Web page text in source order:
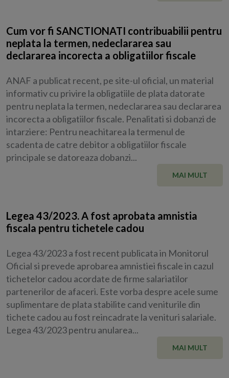
Cum vor fi SANCTIONATI contribuabilii pentru
neplata la termen, nedeclararea sau
declararea incorecta a obligatiilor fiscale
ANAF a publicat recent, pe site-ul oficial, un material
informativ cu privire la obligatiile de plata datorate
pentru neplata la termen, nedeclararea sau declararea
incorecta a obligatiilor fiscale. Penalitati si dobanzi de
intarziere: Pentru neachitarea la termenul de
scadenta de catre debitor a obligatiilor fiscale
principale se datoreaza dobanzi...
MAI MULT
Legea 43/2023. A fost aprobata amnistia
fiscala pentru tichetele cadou
Legea 43/2023 a fost recent publicata in Monitorul
Oficial si prevede aprobarea amnistiei fiscale in cazul
tichetelor cadou acordate de firme salariatilor
partenerilor de afaceri. Este vorba despre acele sume
suplimentare de plata stabilite cand veniturile din
tichete cadou au fost reincadrate la venituri salariale.
Legea 43/2023 pentru anularea...
MAI MULT